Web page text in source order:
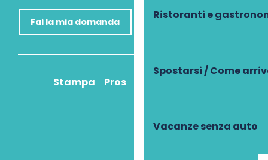
Ristoranti e
Spostarsi / Come
Vacanze senza auto
Fai la mia domanda
Stampa Pros